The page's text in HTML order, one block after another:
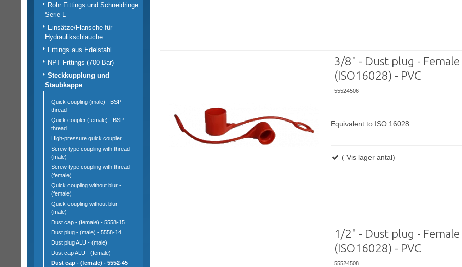
Rohr Fittings und Schneidringe
Serie L
Einsätze/Flansche für
Hydraulikschläuche
Fittings aus Edelstahl
NPT Fittings (700 Bar)
Steckkupplung und
Staubkappe
Quick coupling (male) - BSP-
thread
Quick coupler (female) - BSP-
thread
High-pressure quick coupler
Screw type coupling with thread -
(male)
Screw type coupling with thread -
(female)
Quick coupling without blur -
(female)
Quick coupling without blur -
(male)
Dust cap - (female) - 5558-15
Dust plug - (male) - 5558-14
Dust plug ALU - (male)
Dust cap ALU - (female)
Dust cap - (female) - 5552-45
3/8" - Dust plug - Female
(ISO16028) - PVC
55524506
Equivalent to ISO 16028
( Vis lager antal)
1/2" - Dust plug - Female
(ISO16028) - PVC
55524508